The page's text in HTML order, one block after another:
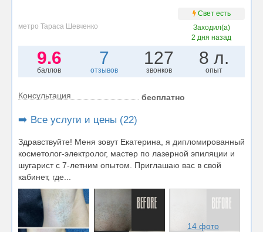
Свет есть
метро Тараса Шевченко
Заходил(а)
2 дня назад
9.6
баллов
7
отзывов
127
звонков
8 л.
опыт
Консультация бесплатно
➡️ Все услуги и цены (22)
Здравствуйте! Меня зовут Екатерина, я дипломированный
косметолог-электролог, мастер по лазерной эпиляции и
шугарист с 7-летним опытом. Приглашаю вас в свой
кабинет, где...
14 фото